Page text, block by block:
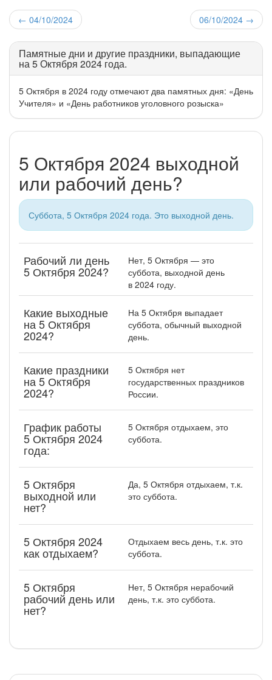
← 04/10/2024 06/10/2024 →
Памятные дни и другие праздники, выпадающие
на 5 Октября 2024 года.
5 Октября в 2024 году отмечают два памятных дня: «День
Учителя» и «День работников уголовного розыска»
5 Октября 2024 выходной
или рабочий день?
Суббота, 5 Октября 2024 года. Это выходной день.
Рабочий ли день
5 Октября 2024?
Нет, 5 Октября — это
суббота, выходной день
в 2024 году.
Какие выходные
на 5 Октября
2024?
На 5 Октября выпадает
суббота, обычный выходной
день.
Какие праздники
на 5 Октября
2024?
5 Октября нет
государственных праздников
России.
График работы
5 Октября 2024
года:
5 Октября отдыхаем, это
суббота.
5 Октября
выходной или
нет?
Да, 5 Октября отдыхаем, т.к.
это суббота.
5 Октября 2024
как отдыхаем?
Отдыхаем весь день, т.к. это
суббота.
5 Октября
рабочий день или
нет?
Нет, 5 Октября нерабочий
день, т.к. это суббота.